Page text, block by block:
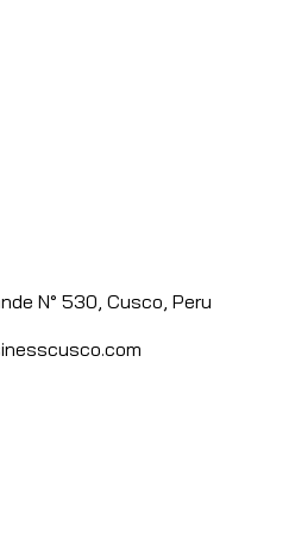
N° 530, Cusco, Peru